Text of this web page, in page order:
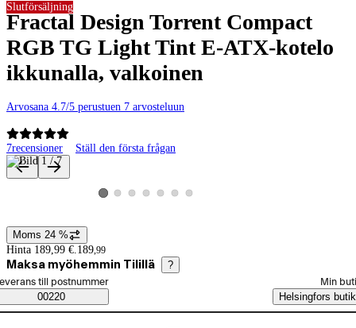
Fractal Design Torrent Compact
RGB TG Light Tint E-ATX-kotelo
ikkunalla, valkoinen
Arvosana 4.7/5 perustuen 7 arvosteluun
7recensioner Ställ den första frågan
Slutförsäljning
Produktbilder och videor
Visa produktbild 1
Visa produktbild 2
Visa produktbild 3
Visa produktbild 4
Visa produktbild 5
Visa produktbild 6
Visa produktbild 7
Prisinformation
Moms 24 %
Hinta 189,99 €. 189,99
Maksa myöhemmin Tilillä ?
Saatavuustiedot
beställningssätt
till postnummer
00220
Min
Helsingfors butik